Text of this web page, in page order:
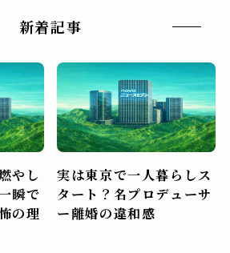
新着記事
やし
瞬で
の理
実は東京で一人暮らしス
タート？名プロデューサ
ー離婚の違和感